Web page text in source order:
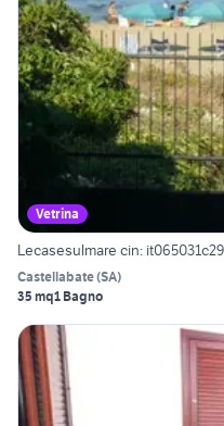
Vetrina
Lecasesulmare cin:
Castellabate(SA)
35 mq1 Bagno